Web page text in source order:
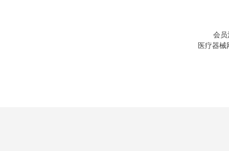
会
医疗器